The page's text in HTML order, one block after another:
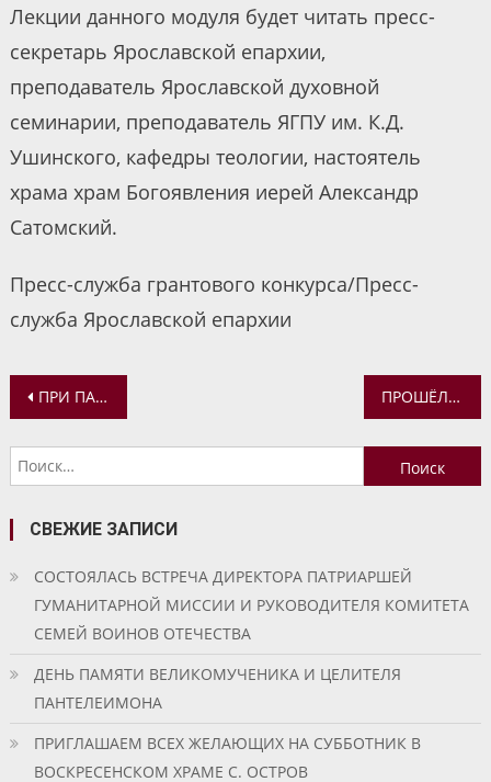
Лекции данного модуля будет читать пресс-
секретарь Ярославской епархии,
преподаватель Ярославской духовной
семинарии, преподаватель ЯГПУ им. К.Д.
Ушинского, кафедры теологии, настоятель
храма храм Богоявления иерей Александр
Сатомский.
Пресс-служба грантового конкурса/Пресс-
служба Ярославской епархии
Навигация
по
записям
ПРИ ПАТРИАРШЕЙ КОМИССИИ ПО ВОПРОСАМ СЕМЬИ, ЗАЩИТЫ МАТЕРИНСТВА И ДЕТСТВА СОЗДАН СОВЕТ ЮРИСТОВ ПРОШЁЛ ВЕБИНАР ДЛЯ ВОСПИТАТЕЛЬНЫХ РАБОТНИКОВ И ИНДИВИДУАЛЬНЫХ НАСТАВНИКОВ СЕМИНАРИЙ
Найти:
СВЕЖИЕ ЗАПИСИ
СОСТОЯЛАСЬ ВСТРЕЧА ДИРЕКТОРА ПАТРИАРШЕЙ
ГУМАНИТАРНОЙ МИССИИ И РУКОВОДИТЕЛЯ КОМИТЕТА
СЕМЕЙ ВОИНОВ ОТЕЧЕСТВА
ДЕНЬ ПАМЯТИ ВЕЛИКОМУЧЕНИКА И ЦЕЛИТЕЛЯ
ПАНТЕЛЕИМОНА
ПРИГЛАШАЕМ ВСЕХ ЖЕЛАЮЩИХ НА СУББОТНИК В
ВОСКРЕСЕНСКОМ ХРАМЕ С. ОСТРОВ